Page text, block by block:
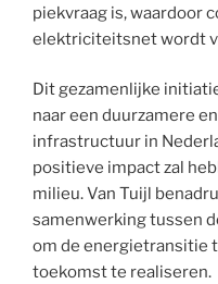
piekvraag is, waardoor
elektriciteitsnet wordt
Dit gezamenlijke
naar een duurzamere
infrastructuur in
positieve impact zal
milieu. Van Tuijl
samenwerking tussen
om de energietransitie
toekomst te realiseren.